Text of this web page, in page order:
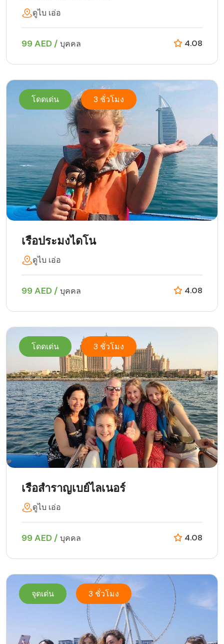
ดูไบ เอ่อ
99 AED / บุคคล 4.08
โดดเด่น 3 ชั่วโมง
เรือประมงไดโน
ดูไบ เอ่อ
99 AED / บุคคล 4.08
โดดเด่น 3 ชั่วโมง
เรือสำราญเบย์ไลเนอร์
ดูไบ เอ่อ
99 AED / บุคคล 4.08
จุดเด่น 3 ชั่วโมง